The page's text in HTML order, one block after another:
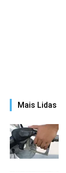
Mais Lidas